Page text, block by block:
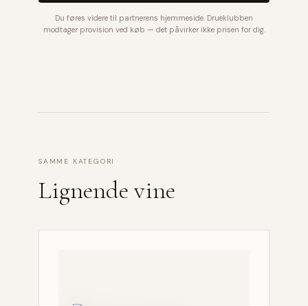
Du føres videre til partnerens hjemmeside. Drueklubben
modtager provision ved køb — det påvirker ikke prisen for dig.
SAMME KATEGORI
Lignende vine